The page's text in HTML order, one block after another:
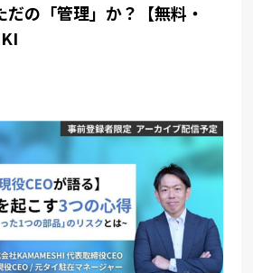
だの「管理」か？【無料・